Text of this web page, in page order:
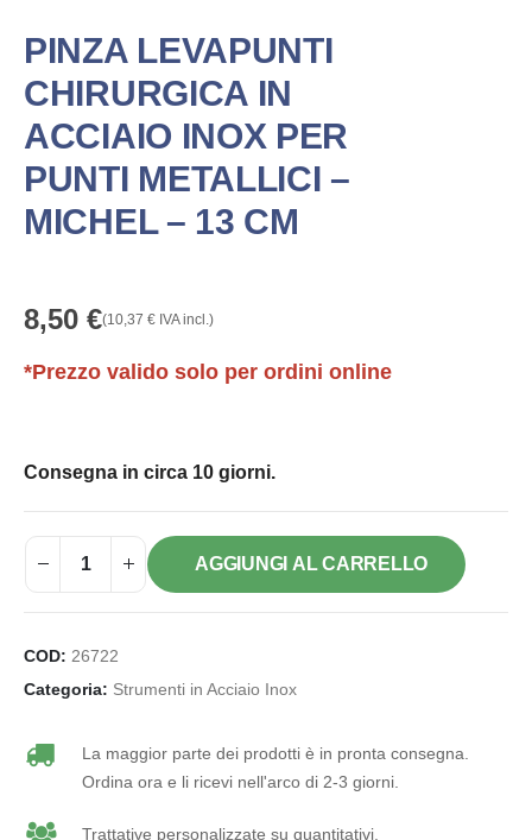
PINZA LEVAPUNTI
CHIRURGICA IN
ACCIAIO INOX PER
PUNTI METALLICI –
MICHEL – 13 CM
8,50 €(10,37 € IVA incl.)
*Prezzo valido solo per ordini online
Consegna in circa 10 giorni.
AGGIUNGI AL CARRELLO
COD: 26722
Categoria: Strumenti in Acciaio Inox
La maggior parte dei prodotti è in pronta consegna.
Ordina ora e li ricevi nell'arco di 2-3 giorni.
Trattative personalizzate su quantitativi.